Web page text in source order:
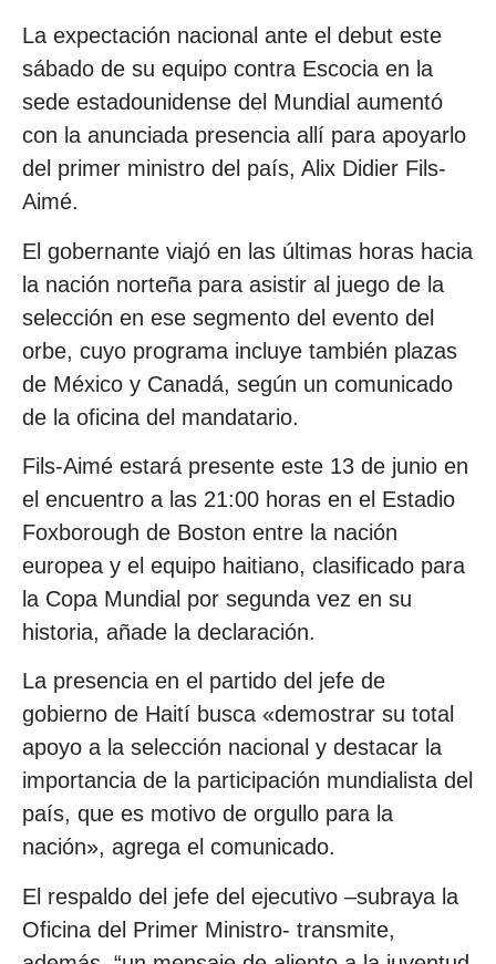
La expectación nacional ante el debut este
sábado de su equipo contra Escocia en la
sede estadounidense del Mundial aumentó
con la anunciada presencia allí para apoyarlo
del primer ministro del país, Alix Didier Fils-
Aimé.
El gobernante viajó en las últimas horas hacia
la nación norteña para asistir al juego de la
selección en ese segmento del evento del
orbe, cuyo programa incluye también plazas
de México y Canadá, según un comunicado
de la oficina del mandatario.
Fils-Aimé estará presente este 13 de junio en
el encuentro a las 21:00 horas en el Estadio
Foxborough de Boston entre la nación
europea y el equipo haitiano, clasificado para
la Copa Mundial por segunda vez en su
historia, añade la declaración.
La presencia en el partido del jefe de
gobierno de Haití busca «demostrar su total
apoyo a la selección nacional y destacar la
importancia de la participación mundialista del
país, que es motivo de orgullo para la
nación», agrega el comunicado.
El respaldo del jefe del ejecutivo –subraya la
Oficina del Primer Ministro- transmite,